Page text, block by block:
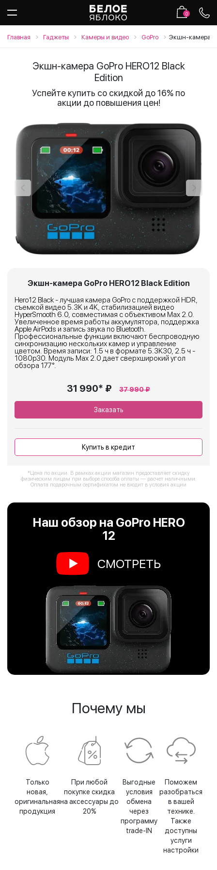
0
Главная Гаджеты Камеры и видео GoPro Экшн-камера
Экшн-камера GoPro HERO12 Black
Edition
Успейте купить со скидкой до 16% по
акции до повышения цен!
Экшн-камера GoPro HERO12 Black Edition
Hero12 Black - лучшая камера GoPro с поддержкой HDR,
съемкой видео 5.3K и 4K, стабилизацией видео
HyperSmooth 6.0, совместимая с объективом Max 2.0.
Увеличенное время работы аккумулятора, поддержка
Apple AirPods и запись звука по Bluetooth.
Профессиональные функции включают беспроводную
синхронизацию нескольких камер и управление
цветом. Время записи: 1.5 ч в формате 5.3K30, 2.5 ч -
1080p30. Модуль Max 2.0 дает сверхширокий угол
обзора 177°.
31 990* ₽ 37 990 ₽
Заказать
Купить в кредит
*Цена по акции. В рамках акции магазин предоставляет скидку
физическим лицам при выборе способа оплаты — расчет наличными.
Оплата подарочным сертификатом не входит в условия акции
Наш обзор на GoPro HERO
12
СМОТРЕТЬ
Почему мы
Только
новая,
оригинальная
продукция
При любой
покупке скидка
на аксессуары до
20%
Выгодные
условия
обмена
через
программу
trade-IN
Поможем
разобраться
в вашей
технике.
Также
доступны
услуги
настройки